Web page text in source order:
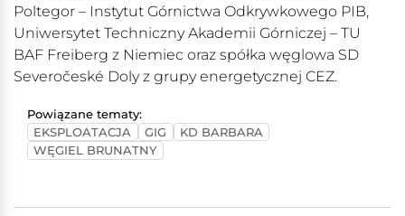
Poltegor – Instytut Górnictwa Odkrywkowego PIB,
Uniwersytet Techniczny Akademii Górniczej – TU
BAF Freiberg z Niemiec oraz spółka węglowa SD
Severočeské Doly z grupy energetycznej CEZ.
Powiązane tematy:
EKSPLOATACJA
GIG
KD BARBARA
WĘGIEL BRUNATNY